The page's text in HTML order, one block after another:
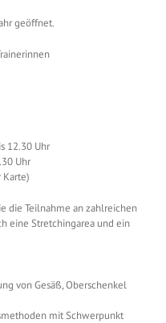
geöffnet.
12.30 Uhr
Uhr
die Teilnahme an zahlreichen
eine Stretchingarea und ein
von Gesäß, Oberschenkel
mit Schwerpunkt